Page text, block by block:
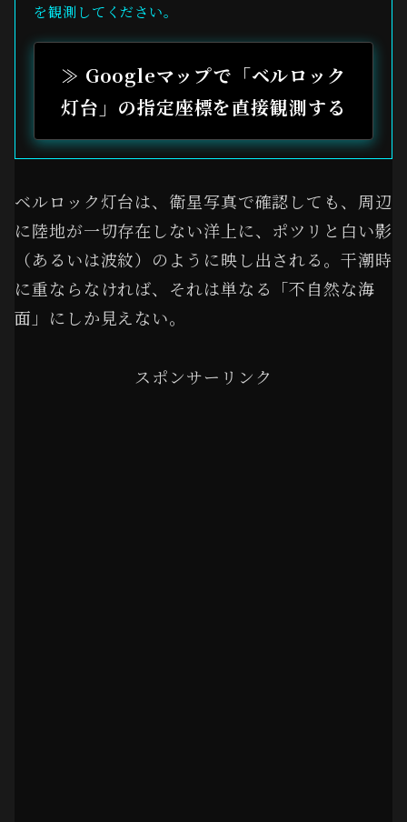
を観測してください。
≫ Googleマップで「ベルロック
灯台」の指定座標を直接観測する
ベルロック灯台は、衛星写真で確認しても、周辺
に陸地が一切存在しない洋上に、ポツリと白い影
（あるいは波紋）のように映し出される。干潮時
に重ならなければ、それは単なる「不自然な海
面」にしか見えない。
スポンサーリンク